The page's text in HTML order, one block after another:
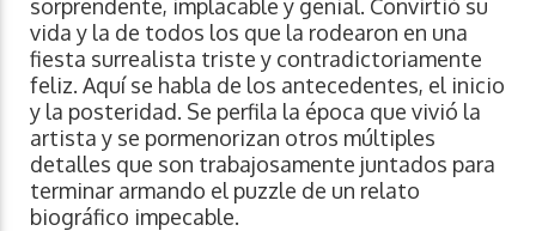
sorprendente, implacable y genial. Convirtió su
vida y la de todos los que la rodearon en una
fiesta surrealista triste y contradictoriamente
feliz. Aquí se habla de los antecedentes, el inicio
y la posteridad. Se perfila la época que vivió la
artista y se pormenorizan otros múltiples
detalles que son trabajosamente juntados para
terminar armando el puzzle de un relato
biográfico impecable.